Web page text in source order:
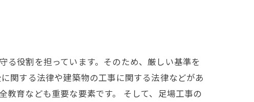
る役割を担っています。そのため、厳しい基準を
関する法律や建築物の工事に関する法律などがあ
教育なども重要な要素です。 そして、足場工事の